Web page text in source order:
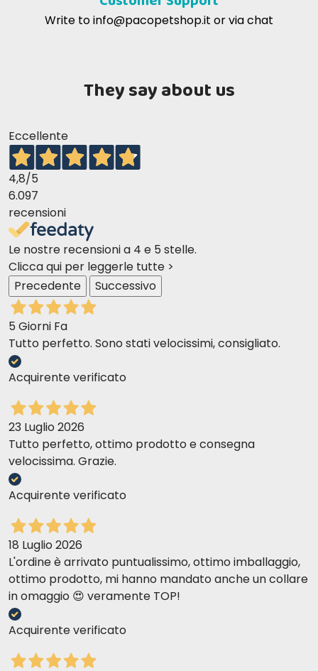
Write toinfo@pacopetshop.it or via chat
They say about us
Eccellente
4,8/5
6.097
recensioni
Le nostre recensioni a 4 e 5 stelle.
Clicca qui per leggerle tutte >
Precedente
Successivo
5 Giorni Fa
Tutto perfetto. Sono stati velocissimi, consigliato.
Acquirente verificato
23 Luglio 2026
Tutto perfetto, ottimo prodotto e consegna
velocissima. Grazie.
Acquirente verificato
18 Luglio 2026
L'ordine è arrivato puntualissimo, ottimo imballaggio,
ottimo prodotto, mi hanno mandato anche un collare
in omaggio 😍 veramente TOP!
Acquirente verificato